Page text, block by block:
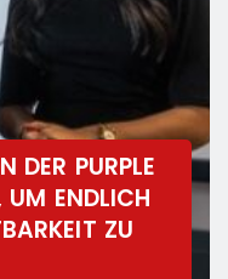
DER PURPLE
ENDLICH
ZU